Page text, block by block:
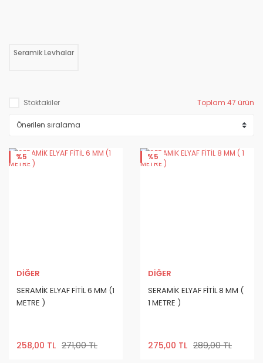
Seramik Levhalar
Stoktakiler Toplam 47 ürün
%5
DİĞER
SERAMİK ELYAF FİTİL 6 MM (1
METRE )
258,00 TL 271,00 TL
%5
DİĞER
SERAMİK ELYAF FİTİL 8 MM (
1 METRE )
275,00 TL 289,00 TL